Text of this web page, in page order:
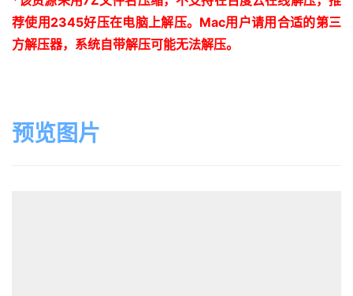
荐使用2345好压在电脑上解压。 Mac用户请用合适的第三
方解压器，系统自带解压可能无法解压。
预览图片